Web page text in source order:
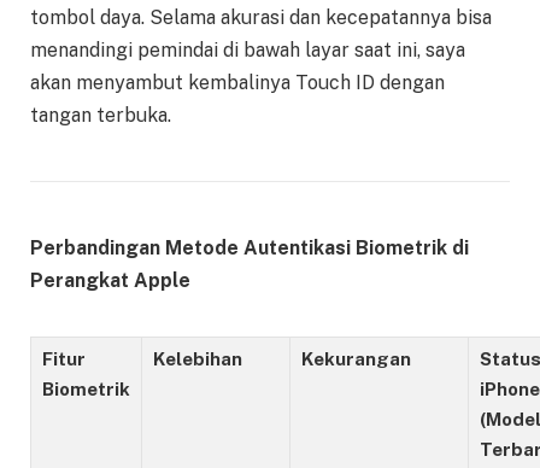
tombol daya. Selama akurasi dan kecepatannya bisa
menandingi pemindai di bawah layar saat ini, saya
akan menyambut kembalinya Touch ID dengan
tangan terbuka.
Perbandingan Metode Autentikasi Biometrik di
Perangkat Apple
Fitur
Biometrik
Kelebihan Kekurangan
iPhone
(Model